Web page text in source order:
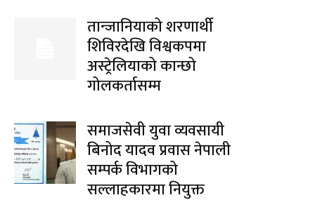
तान्जानियाको शरणार्थी
शिविरदेखि विश्वकपमा
अस्ट्रेलियाको कान्छो
गोलकर्तासम्म
समाजसेवी युवा व्यवसायी
बिनोद यादव प्रवास नेपाली
सम्पर्क विभागको
सल्लाहकारमा नियुक्त